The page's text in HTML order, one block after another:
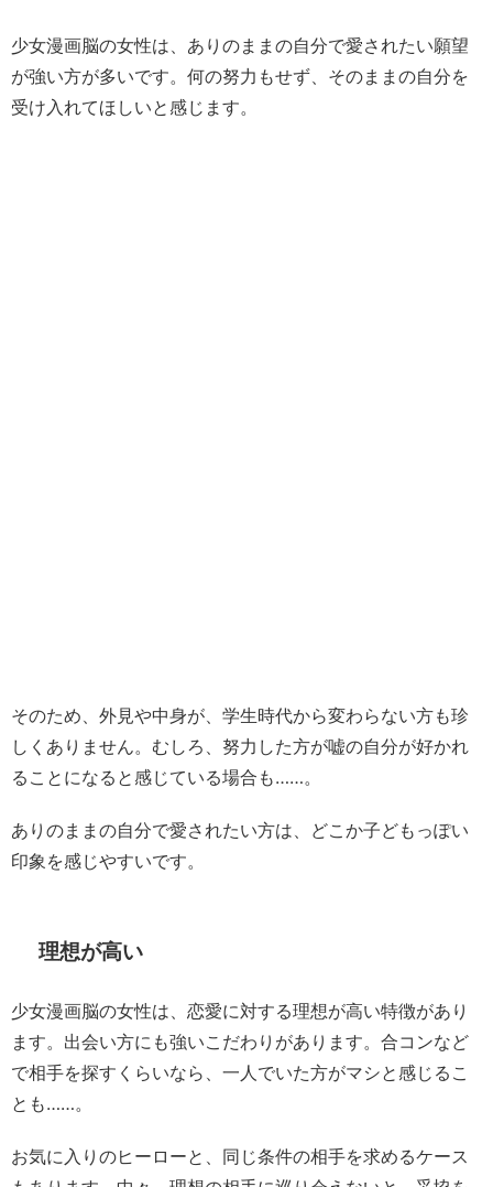
少女漫画脳の女性は、ありのままの自分で愛されたい願望
が強い方が多いです。何の努力もせず、そのままの自分を
受け入れてほしいと感じます。
そのため、外見や中身が、学生時代から変わらない方も珍
しくありません。むしろ、努力した方が嘘の自分が好かれ
ることになると感じている場合も……。
ありのままの自分で愛されたい方は、どこか子どもっぽい
印象を感じやすいです。
理想が高い
少女漫画脳の女性は、恋愛に対する理想が高い特徴があり
ます。出会い方にも強いこだわりがあります。合コンなど
で相手を探すくらいなら、一人でいた方がマシと感じるこ
とも……。
お気に入りのヒーローと、同じ条件の相手を求めるケース